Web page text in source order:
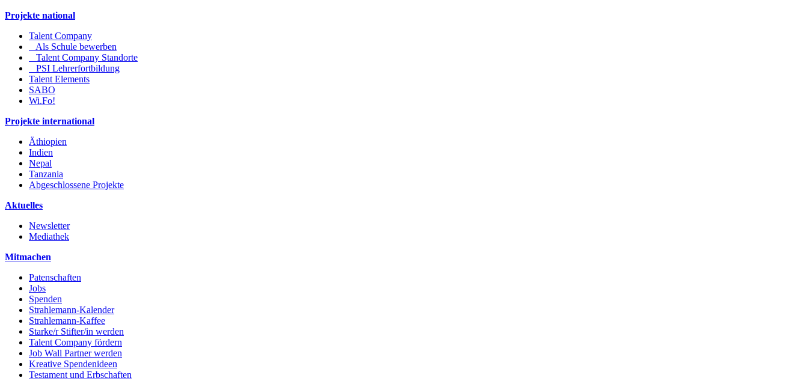
Projekte national
Talent Company
Als Schule bewerben
Talent Company Standorte
PSI Lehrerfortbildung
Talent Elements
SABO
Wi.Fo!
Projekte international
Äthiopien
Indien
Nepal
Tanzania
Abgeschlossene Projekte
Aktuelles
Newsletter
Mediathek
Mitmachen
Patenschaften
Jobs
Spenden
Strahlemann-Kalender
Strahlemann-Kaffee
Starke/r Stifter/in werden
Talent Company fördern
Job Wall Partner werden
Kreative Spendenideen
Testament und Erbschaften